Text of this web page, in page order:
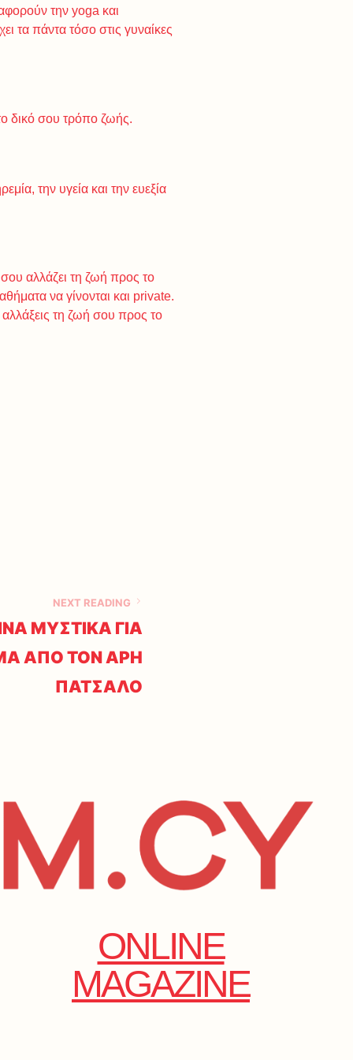
την yoga και
τα πάντα τόσο στις γυναίκες
δικό σου τρόπο ζωής.
την υγεία και την ευεξία
αλλάζει τη ζωή προς το
να γίνονται και private.
τη ζωή σου προς το
NEXT READING
ΜΥΣΤΙΚΑ ΓΙΑ
ΑΠΟ ΤΟΝ ΑΡΗ
ΠΑΤΣΑΛΟ
ONLINE
MAGAZINE